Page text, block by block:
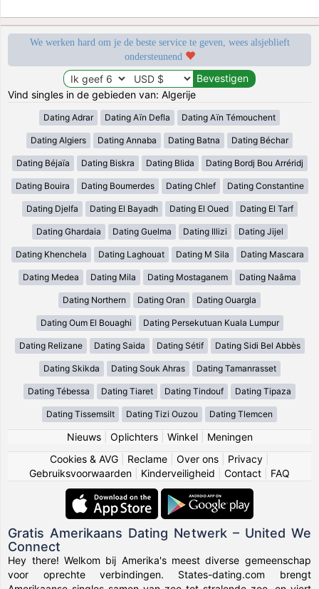
We werken hard om je de beste service te geven, wees alsjeblieft
ondersteunend
Vind singles in de gebieden van: Algerije
Dating Adrar Dating Aïn Defla Dating Aïn Témouchent
Dating Algiers Dating Annaba Dating Batna Dating Béchar
Dating Béjaïa Dating Biskra Dating Blida Dating Bordj Bou Arréridj
Dating Bouira Dating Boumerdes Dating Chlef Dating Constantine
Dating Djelfa Dating El Bayadh Dating El Oued Dating El Tarf
Dating Ghardaia Dating Guelma Dating Illizi Dating Jijel
Dating Khenchela Dating Laghouat Dating M Sila Dating Mascara
Dating Medea Dating Mila Dating Mostaganem Dating Naâma
Dating Northern Dating Oran Dating Ouargla
Dating Oum El Bouaghi Dating Persekutuan Kuala Lumpur
Dating Relizane Dating Saida Dating Sétif Dating Sidi Bel Abbès
Dating Skikda Dating Souk Ahras Dating Tamanrasset
Dating Tébessa Dating Tiaret Dating Tindouf Dating Tipaza
Dating Tissemsilt Dating Tizi Ouzou Dating Tlemcen
Nieuws| Oplichters| Winkel| Meningen
Cookies & AVG
Reclame Over ons Privacy
Gebruiksvoorwaarden
Kinderveiligheid Contact FAQ
Gratis Amerikaans Dating Netwerk – United We
Connect
Hey there! Welkom bij Amerika's meest diverse gemeenschap
voor oprechte verbindingen. States-dating.com brengt